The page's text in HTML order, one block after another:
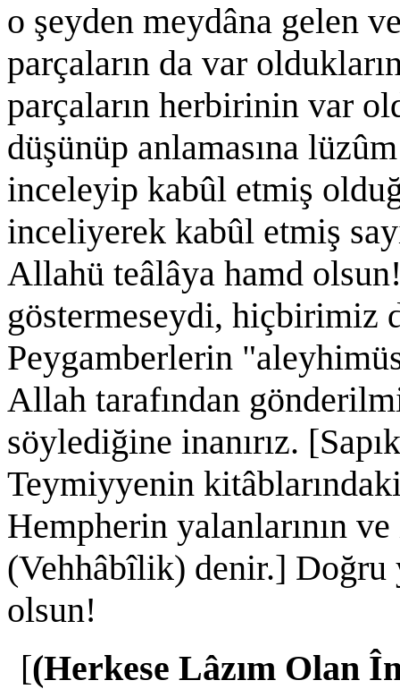
o şeyden meydâna gelen
parçaların da var
parçaların herbirinin var
düşünüp anlamasına
inceleyip kabûl etmiş
inceliyerek kabûl etmiş
Allahü teâlâya hamd
göstermeseydi, hiçbirimiz
Peygamberlerin
Allah tarafından
söylediğine inanırız.
Teymiyyenin
Hempherin yalanlarının ve
(Vehhâbîlik) denir.] Doğru
olsun!
[(Herkese Lâzım Olan